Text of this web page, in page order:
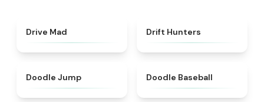
Drive Mad Drift Hunters
Doodle Jump Doodle Baseball